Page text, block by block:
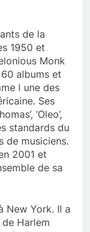
de la
1950 et
Monk
albums et
l une des
Ses
‘Oleo’,
standards du
de musiciens.
2001 et
de sa
New York. Il a
Harlem